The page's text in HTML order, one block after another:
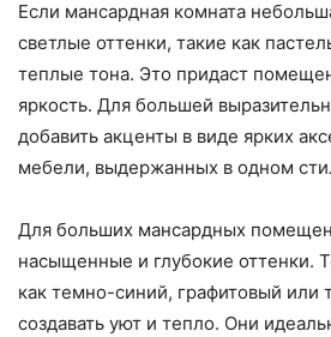
Если мансардная комната
светлые оттенки, такие как
теплые тона. Это придаст
яркость. Для большей
добавить акценты в виде ярких
мебели, выдержанных в одном
Для больших мансардных
насыщенные и глубокие оттенки.
как темно-синий, графитовый или
создавать уют и тепло. Они